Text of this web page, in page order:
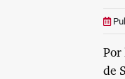
Por
de